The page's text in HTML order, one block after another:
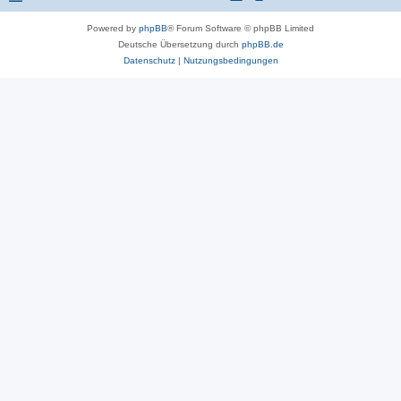
Powered by phpBB® Forum Software © phpBB Limited
Deutsche Übersetzung durch phpBB.de
Datenschutz | Nutzungsbedingungen